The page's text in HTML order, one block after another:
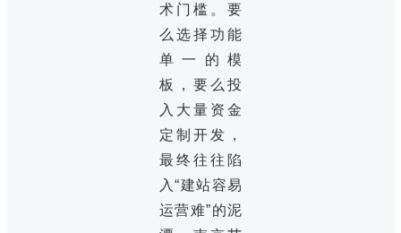
术门槛。要
么选择功能
单一的模
板，要么投
入大量资金
定制开发，
最终往往陷
入“建站容易
运营难”的泥